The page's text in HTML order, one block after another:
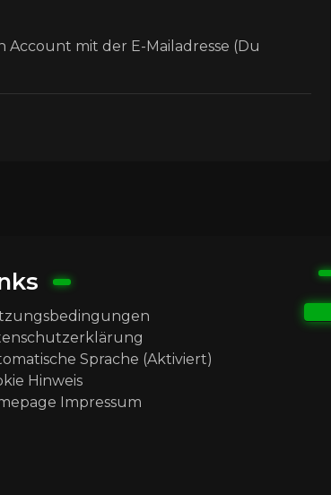
Account mit der E-Mailadresse (Du
Sprache (Aktiviert)
Hinweis
Impressum